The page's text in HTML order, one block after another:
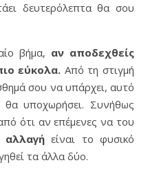
δευτερόλεπτα θα σου
βήμα, αν αποδεχθείς
εύκολα. Από τη στιγμή
σου να υπάρχει, αυτό
υποχωρήσει. Συνήθως
ότι αν επέμενες να του
αλλαγήείναι το φυσικό
τα άλλα δύο.